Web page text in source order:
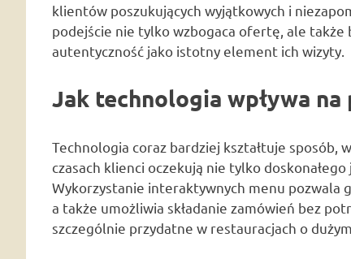
klientów poszukujących wyjątkowych i
podejście nie tylko wzbogaca ofertę, ale także
autentyczność jako istotny element ich wizyty.
Jak technologia wpływa
Technologia coraz bardziej kształtuje sposób,
czasach klienci oczekują nie tylko
Wykorzystanie interaktywnych menu pozwala
a także umożliwia składanie zamówień bez
szczególnie przydatne w restauracjach o